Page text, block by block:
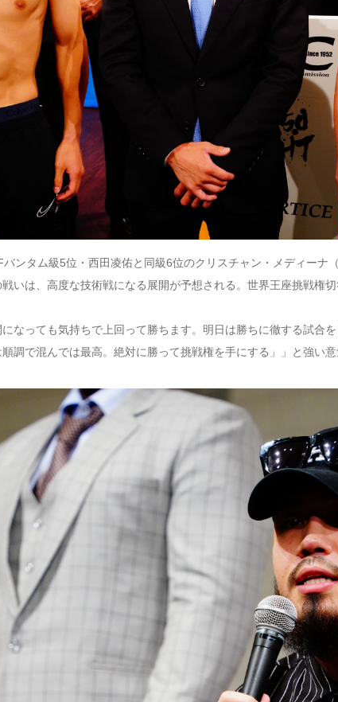
ンタム級5位・西田凌佑と同級6位のクリスチャン・メディーナ
いは、高度な技術戦になる展開が予想される。世界王座挑戦権
なっても気持ちで上回って勝ちます。明日は勝ちに徹する試合
調で混んでは最高。絶対に勝って挑戦権を手にする」」と強い意